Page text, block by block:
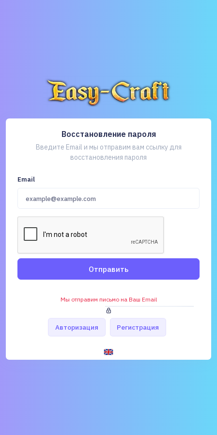
Восстановление пароля
Введите Email и мы отправим вам ссылку для
восстановления пароля
Email
Отправить
Мы отправим письмо на Ваш Email
Авторизация Регистрация